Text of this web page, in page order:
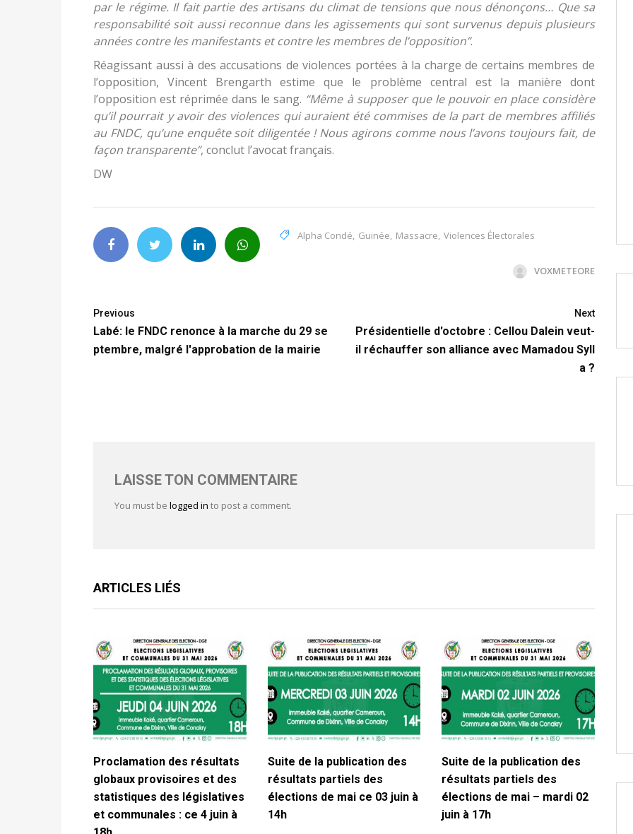
par le régime. Il fait partie des artisans du climat de tensions que nous dénonçons… Que sa
responsabilité soit aussi reconnue dans les agissements qui sont survenus depuis plusieurs
années contre les manifestants et contre les membres de l’opposition”.
Réagissant aussi à des accusations de violences portées à la charge de certains membres de
l’opposition, Vincent Brengarth estime que le problème central est la manière dont
l’opposition est réprimée dans le sang. “Même à supposer que le pouvoir en place considère
qu’il pourrait y avoir des violences qui auraient été commises de la part de membres affiliés
au FNDC, qu’une enquête soit diligentée ! Nous agirons comme nous l’avons toujours fait, de
façon transparente”, conclut l’avocat français.
DW
Alpha Condé Guinée Massacre Violences Électorales
VOXMETEORE
Previous
Labé: le FNDC renonce à la marche du 29 se
ptembre, malgré l'approbation de la mairie
Next
Présidentielle d'octobre : Cellou Dalein veut-
il réchauffer son alliance avec Mamadou Syll
a ?
LAISSE TON COMMENTAIRE
You must be logged in to post a comment.
ARTICLES LIÉS
Proclamation des résultats
globaux provisoires et des
statistiques des législatives
et communales : ce 4 juin à
Suite de la publication des
résultats partiels des
élections de mai ce 03 juin à
14h
Suite de la publication des
résultats partiels des
élections de mai – mardi 02
juin à 17h